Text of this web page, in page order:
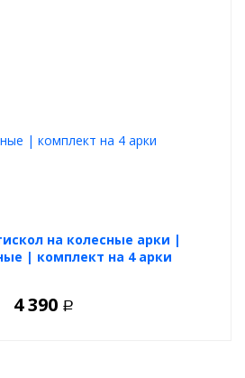
на колесные арки |
| комплект на 4 арки
4 390 Р